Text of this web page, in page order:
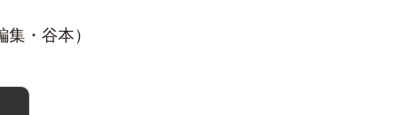
集・谷本）